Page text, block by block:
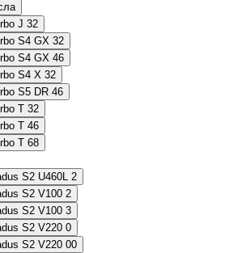
J 32
S4 GX 32
S4 GX 46
S4 X 32
S5 DR 46
T 32
T 46
T 68
S2 U460L 2
S2 V100 2
S2 V100 3
S2 V220 0
S2 V220 00